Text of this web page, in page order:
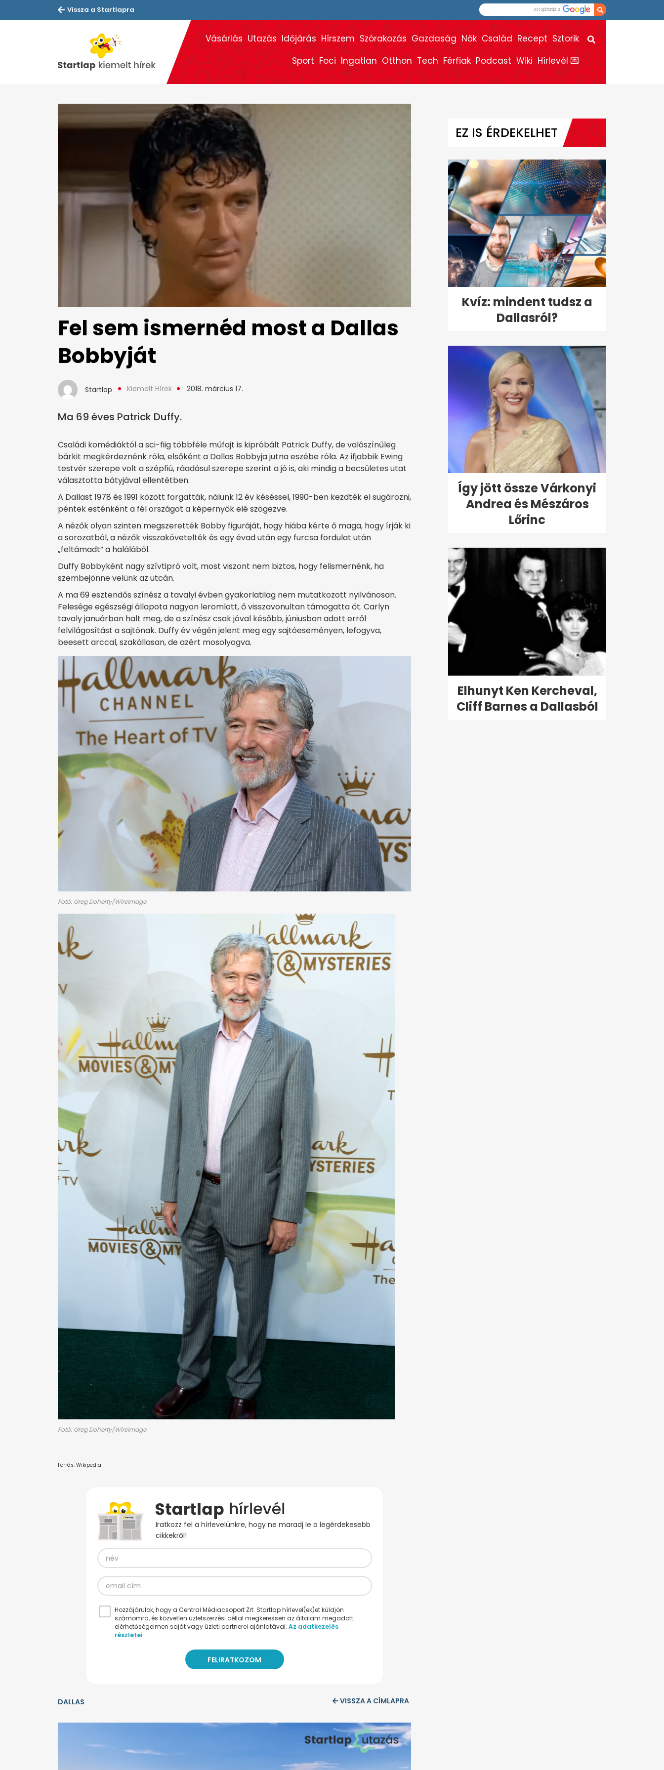
Vissza a Startlapra
Vásárlás Utazás Időjárás Hírszem Szórakozás Gazdaság Nők Család Recept Sztorik
Sport Foci Ingatlan Otthon Tech Férfiak Podcast Wiki Hírlevél 💌
Fel sem ismernéd most a Dallas
Bobbyját
Startlap Kiemelt Hírek 2018. március 17.
Ma 69 éves Patrick Duffy.
Családi komédiáktól a sci-fiig többféle műfajt is kipróbált Patrick Duffy, de valószínűleg
bárkit megkérdeznénk róla, elsőként a Dallas Bobbyja jutna eszébe róla. Az ifjabbik Ewing
testvér szerepe volt a szépfiú, ráadásul szerepe szerint a jó is, aki mindig a becsületes utat
választotta bátyjával ellentétben.
A Dallast 1978 és 1991 között forgatták, nálunk 12 év késéssel, 1990-ben kezdték el sugározni,
péntek esténként a fél országot a képernyők elé szögezve.
A nézők olyan szinten megszerették Bobby figuráját, hogy hiába kérte ő maga, hogy írják ki
a sorozatból, a nézők visszakövetelték és egy évad után egy furcsa fordulat után
„feltámadt” a halálából.
Duffy Bobbyként nagy szívtipró volt, most viszont nem biztos, hogy felismernénk, ha
szembejönne velünk az utcán.
A ma 69 esztendős színész a tavalyi évben gyakorlatilag nem mutatkozott nyilvánosan.
Felesége egészségi állapota nagyon leromlott, ő visszavonultan támogatta őt. Carlyn
tavaly januárban halt meg, de a színész csak jóval később, júniusban adott erről
felvilágosítást a sajtónak. Duffy év végén jelent meg egy sajtóeseményen, lefogyva,
beesett arccal, szakállasan, de azért mosolyogva.
Fotó: Greg Doherty/WireImage
Fotó: Greg Doherty/WireImage
Forrás: Wikipedia
Iratkozz fel a hírlevelünkre, hogy ne maradj le a legérdekesebb
cikkekről!
Hozzájárulok, hogy a Central Médiacsoport Zrt. Startlap hírlevel(ek)et küldjön
számomra, és közvetlen üzletszerzési céllal megkeressen az általam megadott
elérhetőségeimen saját vagy üzleti partnerei ajánlatával. Az adatkezelés
részletei
DALLAS VISSZA A CÍMLAPRA
EZ IS ÉRDEKELHET
Kvíz: mindent tudsz a
Dallasról?
Így jött össze Várkonyi
Andrea és Mészáros
Lőrinc
Elhunyt Ken Kercheval,
Cliff Barnes a Dallasból